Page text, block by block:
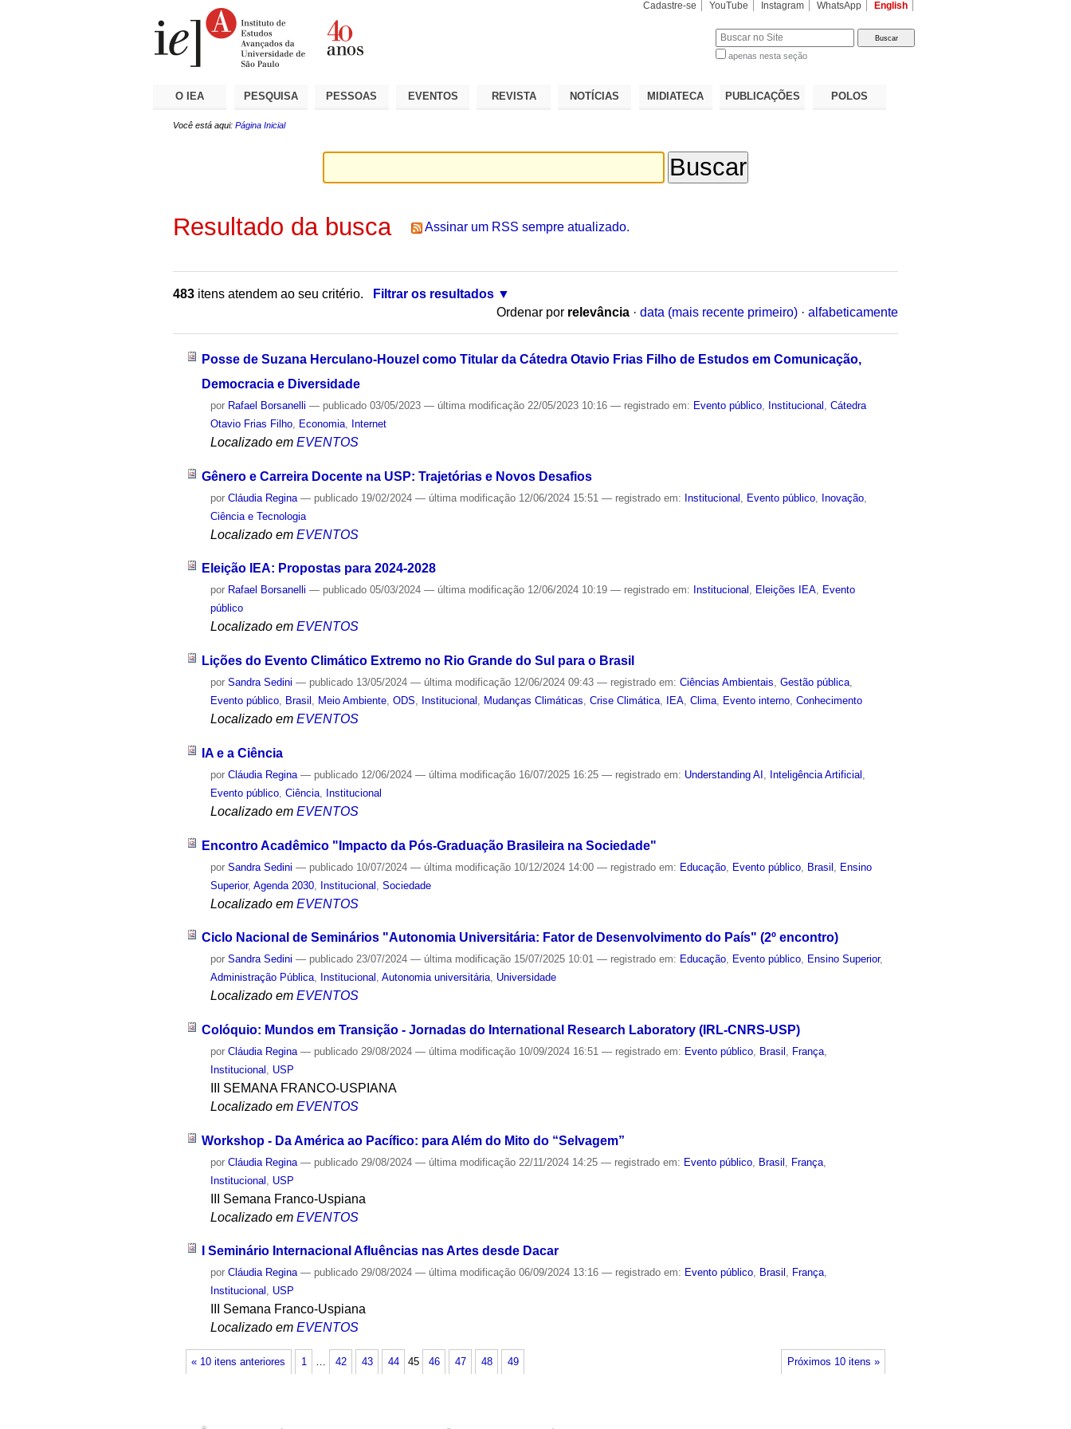
Cadastre-se YouTube Instagram WhatsApp English
apenas nesta seção
O IEA PESQUISA PESSOAS EVENTOS REVISTA NOTÍCIAS MIDIATECA PUBLICAÇÕES POLOS
Você está aqui: Página Inicial
Resultado da busca Assinar um RSS sempre atualizado.
483 itens atendem ao seu critério.
Filtrar os resultados
Ordenar por relevância · data (mais recente primeiro) · alfabeticamente
Posse de Suzana Herculano-Houzel como Titular da Cátedra Otavio Frias Filho de Estudos em Comunicação,
Democracia e Diversidade
por Rafael Borsanelli — publicado 03/05/2023— última modificação 22/05/2023 10:16— registrado em: Evento público Institucional ,Cátedra
Otavio Frias Filho
Economia Internet
Localizado em EVENTOS
Gênero e Carreira Docente na USP: Trajetórias e Novos Desafios
porCláudia Regina — publicado 19/02/2024— última modificação 12/06/2024 15:51— registrado em: Institucional Evento público Inovação
Ciência e Tecnologia
Localizado em EVENTOS
Eleição IEA: Propostas para 2024-2028
por Rafael Borsanelli — publicado 05/03/2024— última modificação 12/06/2024 10:19— registrado em: Institucional , Eleições IEA, Evento
público
Localizado em EVENTOS
Lições do Evento Climático Extremo no Rio Grande do Sul para o Brasil
porSandra Sedini — publicado 13/05/2024— última modificação 12/06/2024 09:43— registrado em:Ciências Ambientais,Gestão pública,
Evento público, Brasil , Meio Ambiente,ODS, Institucional , Mudanças Climáticas,Crise Climática, IEA,Clima, Evento interno,Conhecimento
Localizado em EVENTOS
IA e a Ciência
porCláudia Regina — publicado 12/06/2024— última modificação 16/07/2025 16:25— registrado em: Understanding AI Inteligência Artificial
Evento público ,Ciência Institucional
Localizado em EVENTOS
Encontro Acadêmico "Impacto da Pós-Graduação Brasileira na Sociedade"
porSandra Sedini — publicado 10/07/2024— última modificação 10/12/2024 14:00— registrado em: Educação Evento público Brasil
Ensino
Superior,Agenda 2030 Institucional ,Sociedade
Localizado em EVENTOS
Ciclo Nacional de Seminários "Autonomia Universitária: Fator de Desenvolvimento do País" (2º encontro)
porSandra Sedini — publicado 23/07/2024— última modificação 15/07/2025 10:01— registrado em: Educação, Evento público, Ensino Superior,
Administração Pública, Institucional ,Autonomia universitária, Universidade
Localizado em EVENTOS
Colóquio: Mundos em Transição - Jornadas do International Research Laboratory (IRL-CNRS-USP)
porCláudia Regina — publicado 29/08/2024— última modificação 10/09/2024 16:51— registrado em: Evento público Brasil França
Institucional
USP
III SEMANA FRANCO-USPIANA
Localizado em EVENTOS
Workshop - Da América ao Pacífico: para Além do Mito do “Selvagem”
porCláudia Regina — publicado 29/08/2024— última modificação 22/11/2024 14:25— registrado em: Evento público Brasil França
Institucional
USP
III Semana Franco-Uspiana
Localizado em EVENTOS
I Seminário Internacional Afluências nas Artes desde Dacar
porCláudia Regina — publicado 29/08/2024— última modificação 06/09/2024 13:16— registrado em: Evento público, Brasil , França,
Institucional , USP
III Semana Franco-Uspiana
Localizado em EVENTOS
« 10 itens anteriores Próximos 10 itens »
1 42 43 44 45 46 47 48 49